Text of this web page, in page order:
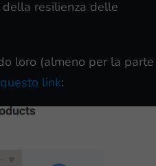
della resilienza delle
loro (almeno per la parte
link: